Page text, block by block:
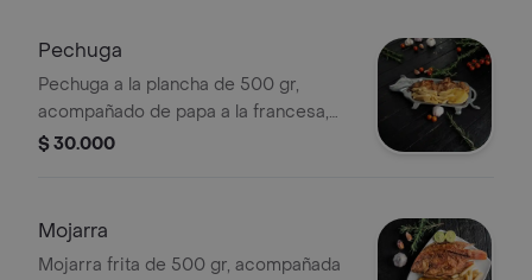
Pechuga
Pechuga a la plancha de 500 gr,
acompañado de papa a la francesa,
patacón y ensalada del día.
$ 30.000
Mojarra
Mojarra frita de 500 gr, acompañada